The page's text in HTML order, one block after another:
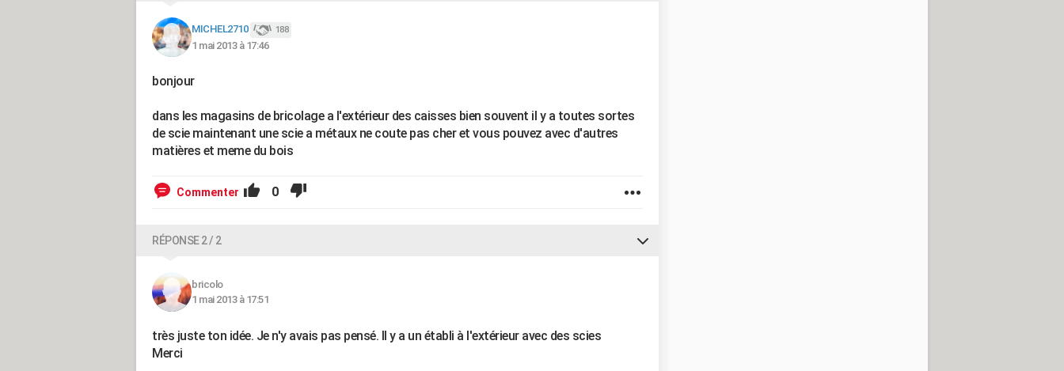
MICHEL2710 188
1 mai 2013 à 17:46
bonjour
dans les magasins de bricolage a l'extérieur des caisses bien souvent il y a toutes sortes
de scie maintenant une scie a métaux ne coute pas cher et vous pouvez avec d'autres
matières et meme du bois
Commenter 0
RÉPONSE 2 / 2
bricolo
1 mai 2013 à 17:51
très juste ton idée. Je n'y avais pas pensé. Il y a un établi à l'extérieur avec des scies
Merci